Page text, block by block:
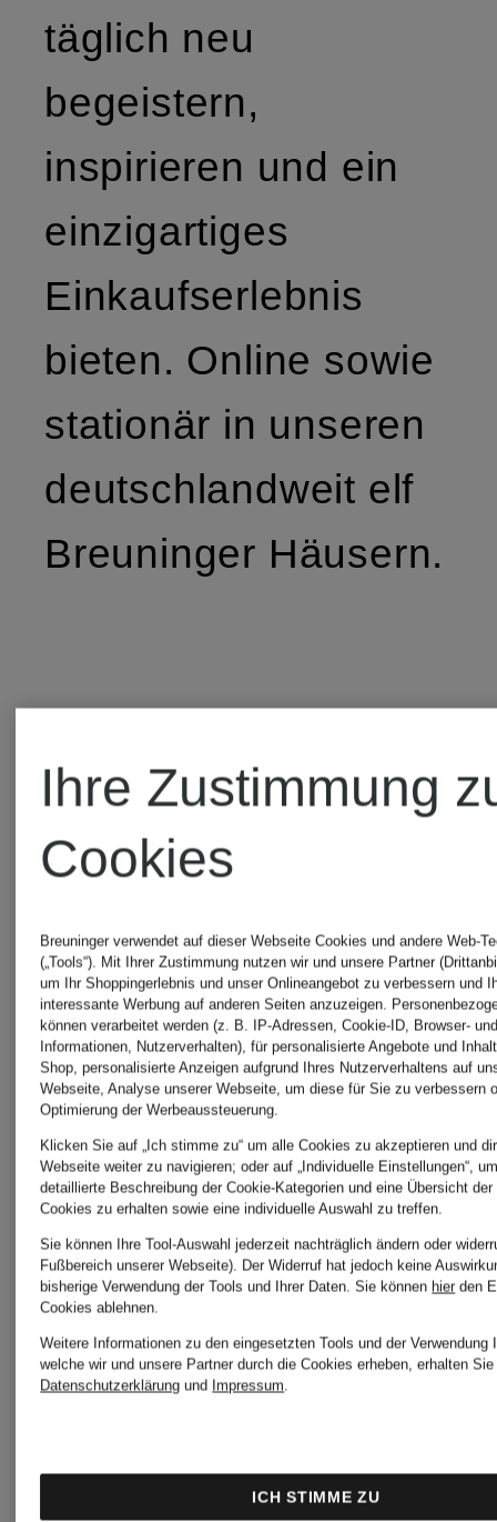
täglich neu
begeistern,
inspirieren und ein
einzigartiges
Einkaufserlebnis
bieten. Online sowie
stationär in unseren
deutschlandweit elf
Breuninger Häusern.
aus
Fashion- &
Lifestyle-
Kompetenz
seit 1881
Exklusive
Auswahl
kuratierter
mehr als 1460
Ihre Zustimmung
Cookies
Breuninger verwendet auf dieser Webseite Cookies und andere Web-
(„Tools“). Mit Ihrer Zustimmung nutzen wir und unsere Partner
um Ihr Shoppingerlebnis und unser Onlineangebot zu verbessern und
interessante Werbung auf anderen Seiten anzuzeigen.
können verarbeitet werden (z. B. IP-Adressen, Cookie-ID, Browser-
Informationen, Nutzerverhalten), für personalisierte Angebote und
Shop, personalisierte Anzeigen aufgrund Ihres Nutzerverhaltens auf
Webseite, Analyse unserer Webseite, um diese für Sie zu verbessern
Optimierung der Werbeaussteuerung.
Klicken Sie auf „Ich stimme zu“ um alle Cookies zu akzeptieren und
Webseite weiter zu navigieren; oder auf „Individuelle Einstellungen“,
detaillierte Beschreibung der Cookie-Kategorien und eine Übersicht
Cookies zu erhalten sowie eine individuelle Auswahl zu treffen.
Sie können Ihre Tool-Auswahl jederzeit nachträglich ändern oder
Fußbereich unserer Webseite). Der Widerruf hat jedoch keine
bisherige Verwendung der Tools und Ihrer Daten. Sie können hier den
Cookies ablehnen.
Weitere Informationen zu den eingesetzten Tools und der Verwendung
welche wir und unsere Partner durch die Cookies erheben, erhalten
Datenschutzerklärung und Impressum.
ICH STIMME ZU